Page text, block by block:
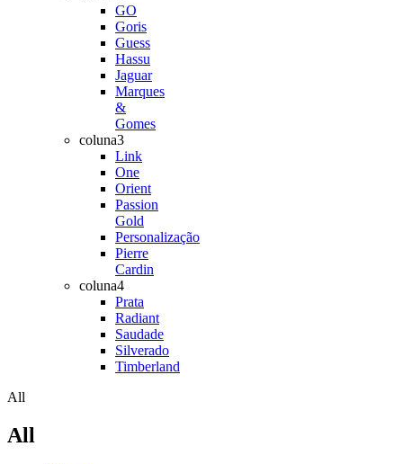
GO
Goris
Guess
Hassu
Jaguar
Marques
&
Gomes
coluna3
Link
One
Orient
Passion
Gold
Personalização
Pierre
Cardin
coluna4
Prata
Radiant
Saudade
Silverado
Timberland
All
All